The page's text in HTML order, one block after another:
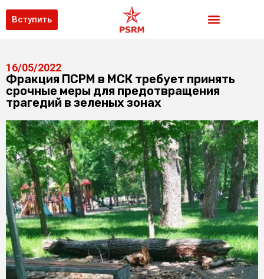
Вступить
16/05/2022
Фракция ПСРМ в МСК требует принять
срочные меры для предотвращения
трагедий в зеленых зонах